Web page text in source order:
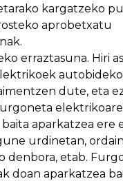
kargatzeko
aprobetxatu
erraztasuna. Hiri
dute, eta
aparkatzea ere
urdinetan,
denbora, etab.
doan aparkatzea